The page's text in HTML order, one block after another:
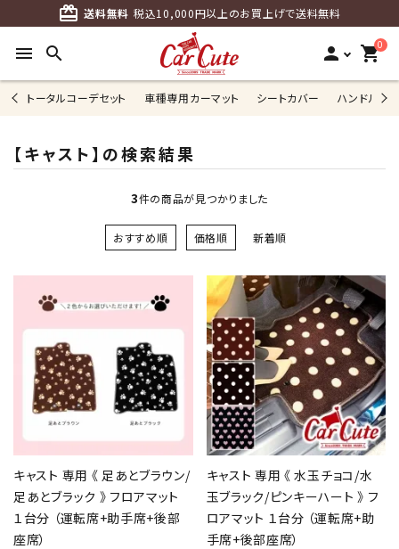
card_giftcard 送料無料 税込10,000円以上のお買上げで送料無料
menu search person 0
shopping_cart
トータルコーデセット 車種専用カーマット シートカバー ハンドルカ
【キャスト】の検索結果
3件の商品が見つかりました
おすすめ順 価格順 新着順
キャスト 専用 《 足あとブラウン/
足あとブラック 》 フロアマット
１台分 （運転席+助手席+後部
座席）
キャスト 専用 《 水玉チョコ/水
玉ブラック/ピンキーハート 》 フ
ロアマット １台分 （運転席+助
手席+後部座席）